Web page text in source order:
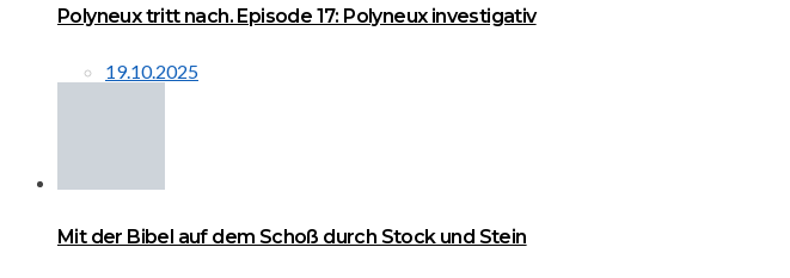
Polyneux tritt nach. Episode 17: Polyneux investigativ
19.10.2025
Mit der Bibel auf dem Schoß durch Stock und Stein